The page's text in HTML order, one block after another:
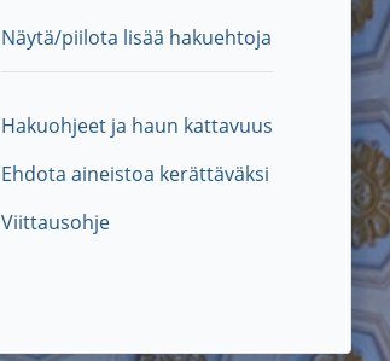
Näytä/piilota lisää hakuehtoja
Hakuohjeet ja haun kattavuus
Ehdota aineistoa kerättäväksi
Viittausohje